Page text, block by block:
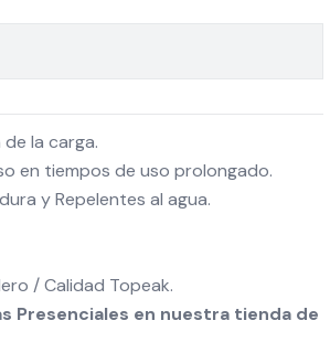
la carga.
en tiempos de uso prolongado.
y Repelentes al agua.
/ Calidad Topeak.
Presenciales en nuestra tienda de